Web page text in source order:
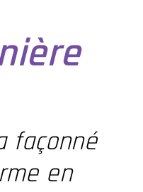
façonné
en